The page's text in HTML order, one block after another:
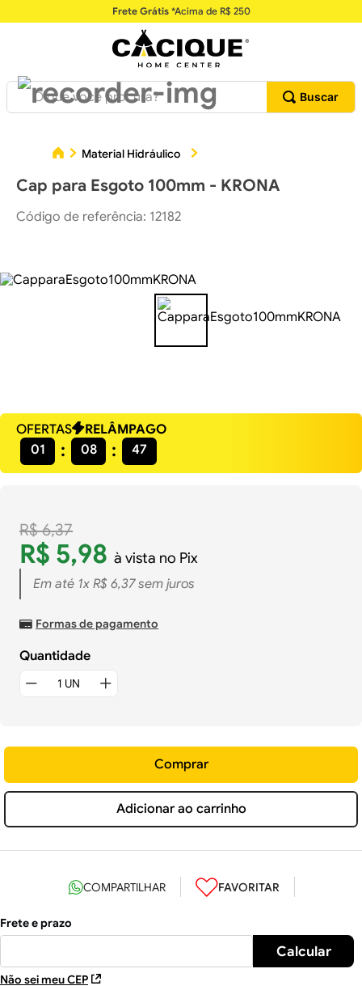
Frete Grátis*Acima de R$ 250
O que você procura?
Material Hidráulico
Cap para Esgoto 100mm - KRONA
Código de referência: 12182
OFERTAS
RELÂMPAGO
01
08 46
R$ 6,37
R$ 5,98 à vista no Pix
Em até 1x R$ 6,37sem juros
Formas de pagamento
Quantidade
Adicionar ao carrinho
Comprar
Não sei meu CEP